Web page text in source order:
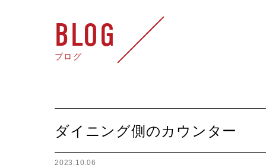
平屋
2階建て
BLOG
ブログ
ダイニング側のカウンター
2023.10.06